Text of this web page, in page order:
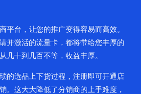
平台，让您的推广变得容易而高效。
并激活的流量卡，都将带给您丰厚的
几十到几百不等，收益丰厚。
的选品上下货过程，注册即可开通店
。这大大降低了分销商的上手难度，